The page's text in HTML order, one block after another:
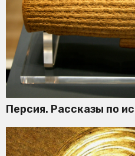
Персия. Рассказы по